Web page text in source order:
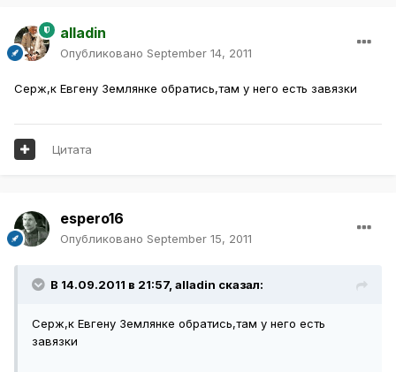
alladin
Опубликовано September 14, 2011
Серж,к Евгену Землянке обратись,там у него есть завязки
Цитата
espero16
Опубликовано September 15, 2011
В 14.09.2011 в 21:57, alladin сказал:
Серж,к Евгену Землянке обратись,там у него есть
завязки